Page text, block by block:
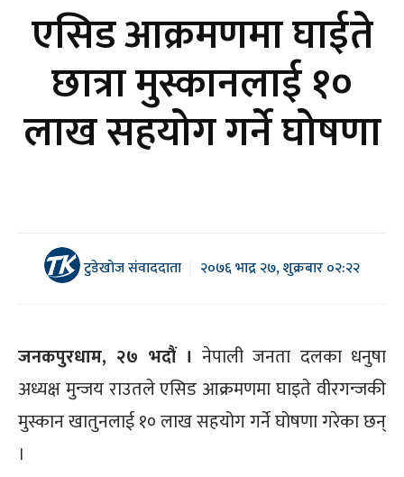
एसिड आक्रमणमा घाईते
छात्रा मुस्कानलाई १०
लाख सहयोग गर्ने घोषणा
टुडेखोज संवाददाता २०७६ भाद्र २७, शुक्रबार ०२:२२
जनकपुरधाम, २७ भदौं । नेपाली जनता दलका धनुषा
अध्यक्ष मुन्जय राउतले एसिड आक्रमणमा घाइते वीरगन्जकी
मुस्कान खातुनलाई १० लाख सहयोग गर्ने घोषणा गरेका छन्
।